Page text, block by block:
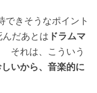
できそうなポイント
だあとは ドラムマ
それは、こういう
いから、音楽的に